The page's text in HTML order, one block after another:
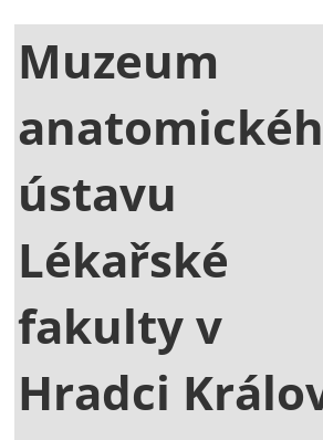
Muzeum
ústavu
Lékařské
fakulty v
Hradci